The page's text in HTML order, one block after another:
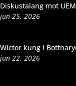
Diskustalang mot UEM
jun 25, 2026
Wictor kung i
jun 22, 2026